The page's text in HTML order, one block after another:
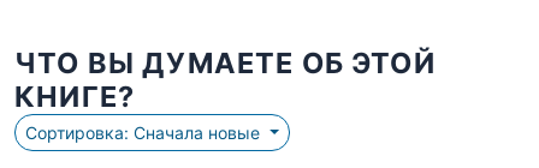
ЧТО ВЫ ДУМАЕТЕ ОБ ЭТОЙ
КНИГЕ?
Сортировка: Сначала новые